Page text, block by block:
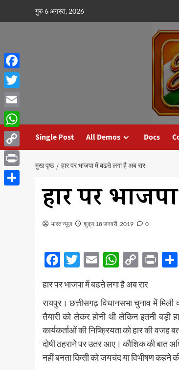
गुरु 6 अगस्त, 2026
Single Post All Demos Docs
मुख पृष्ठ हार पर भाजपा में बढऩे लगा है अब रार
हार पर
भारत न्यूज़ शुक्र 18 जनवरी, 2019 0
Facebook
Twitter
Email Copy
हार पर भाजपा में बढऩे लगा है अब रार
रायपुर। छत्तीसगढ़ विधानसभा चुनाव में
तैयारी को लेकर होनी थी लेकिन इतनी
कार्यकर्ताओं की निष्क्रियता को हार की
दोषी ठहराने पर उतर आए। कौशिक की बात
नहीं बनता किसी को जयचंद या विभीषण कहने
Facebook
Twitter
Email
WhatsApp
Copy
Link
Print